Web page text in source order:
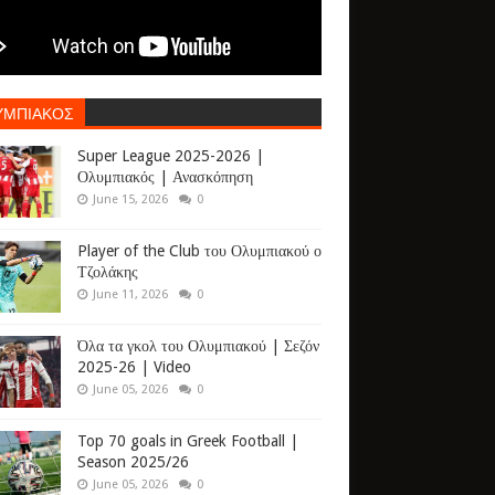
Super League 2025-2026 |
Ολυμπιακός | Ανασκόπηση
June 15, 2026 0
Player of the Club του Ολυμπιακού ο
Τζολάκης
June 11, 2026 0
Όλα τα γκολ του Ολυμπιακού | Σεζόν
2025-26 | Video
June 05, 2026 0
Top 70 goals in Greek Football |
Season 2025/26
June 05, 2026 0